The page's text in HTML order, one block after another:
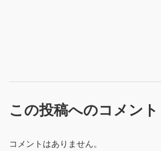
この投稿へのコメント
コメントはありません。